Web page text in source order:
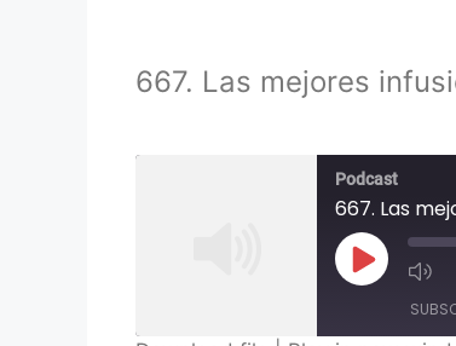
667. Las mejores
Podcast
667. Las
Play
Episode